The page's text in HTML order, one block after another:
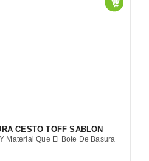
CESTO TOFF SABLON
Material Que El Bote De Basura